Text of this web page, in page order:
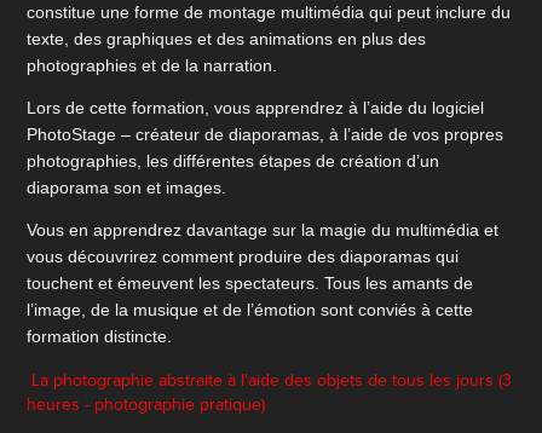
constitue une forme de montage multimédia qui peut inclure du
texte, des graphiques et des animations en plus des
photographies et de la narration.
Lors de cette formation, vous apprendrez à l’aide du logiciel
PhotoStage – créateur de diaporamas, à l’aide de vos propres
photographies, les différentes étapes de création d’un
diaporama son et images.
Vous en apprendrez davantage sur la magie du multimédia et
vous découvrirez comment produire des diaporamas qui
touchent et émeuvent les spectateurs. Tous les amants de
l’image, de la musique et de l’émotion sont conviés à cette
formation distincte.
La photographie abstraite à l'aide des objets de tous les jours (3
heures - photographie pratique)